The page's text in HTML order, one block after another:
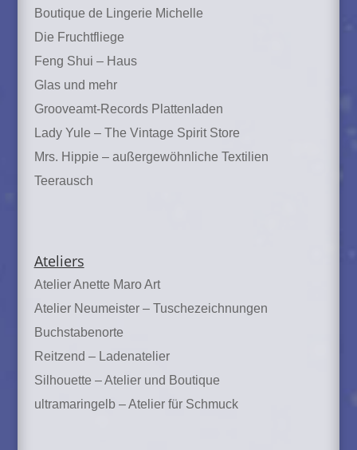
Boutique de Lingerie Michelle
Die Fruchtfliege
Feng Shui – Haus
Glas und mehr
Grooveamt-Records Plattenladen
Lady Yule – The Vintage Spirit Store
Mrs. Hippie – außergewöhnliche Textilien
Teerausch
Ateliers
Atelier Anette Maro Art
Atelier Neumeister – Tuschezeichnungen
Buchstabenorte
Reitzend – Ladenatelier
Silhouette – Atelier und Boutique
ultramaringelb – Atelier für Schmuck